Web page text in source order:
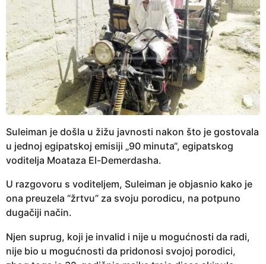
Suleiman je došla u žižu javnosti nakon što je gostovala
u jednoj egipatskoj emisiji „90 minuta“, egipatskog
voditelja Moataza El-Demerdasha.
U razgovoru s voditeljem, Suleiman je objasnio kako je
ona preuzela “žrtvu” za svoju porodicu, na potpuno
dugačiji način.
Njen suprug, koji je invalid i nije u mogućnosti da radi,
nije bio u mogućnosti da pridonosi svojoj porodici,